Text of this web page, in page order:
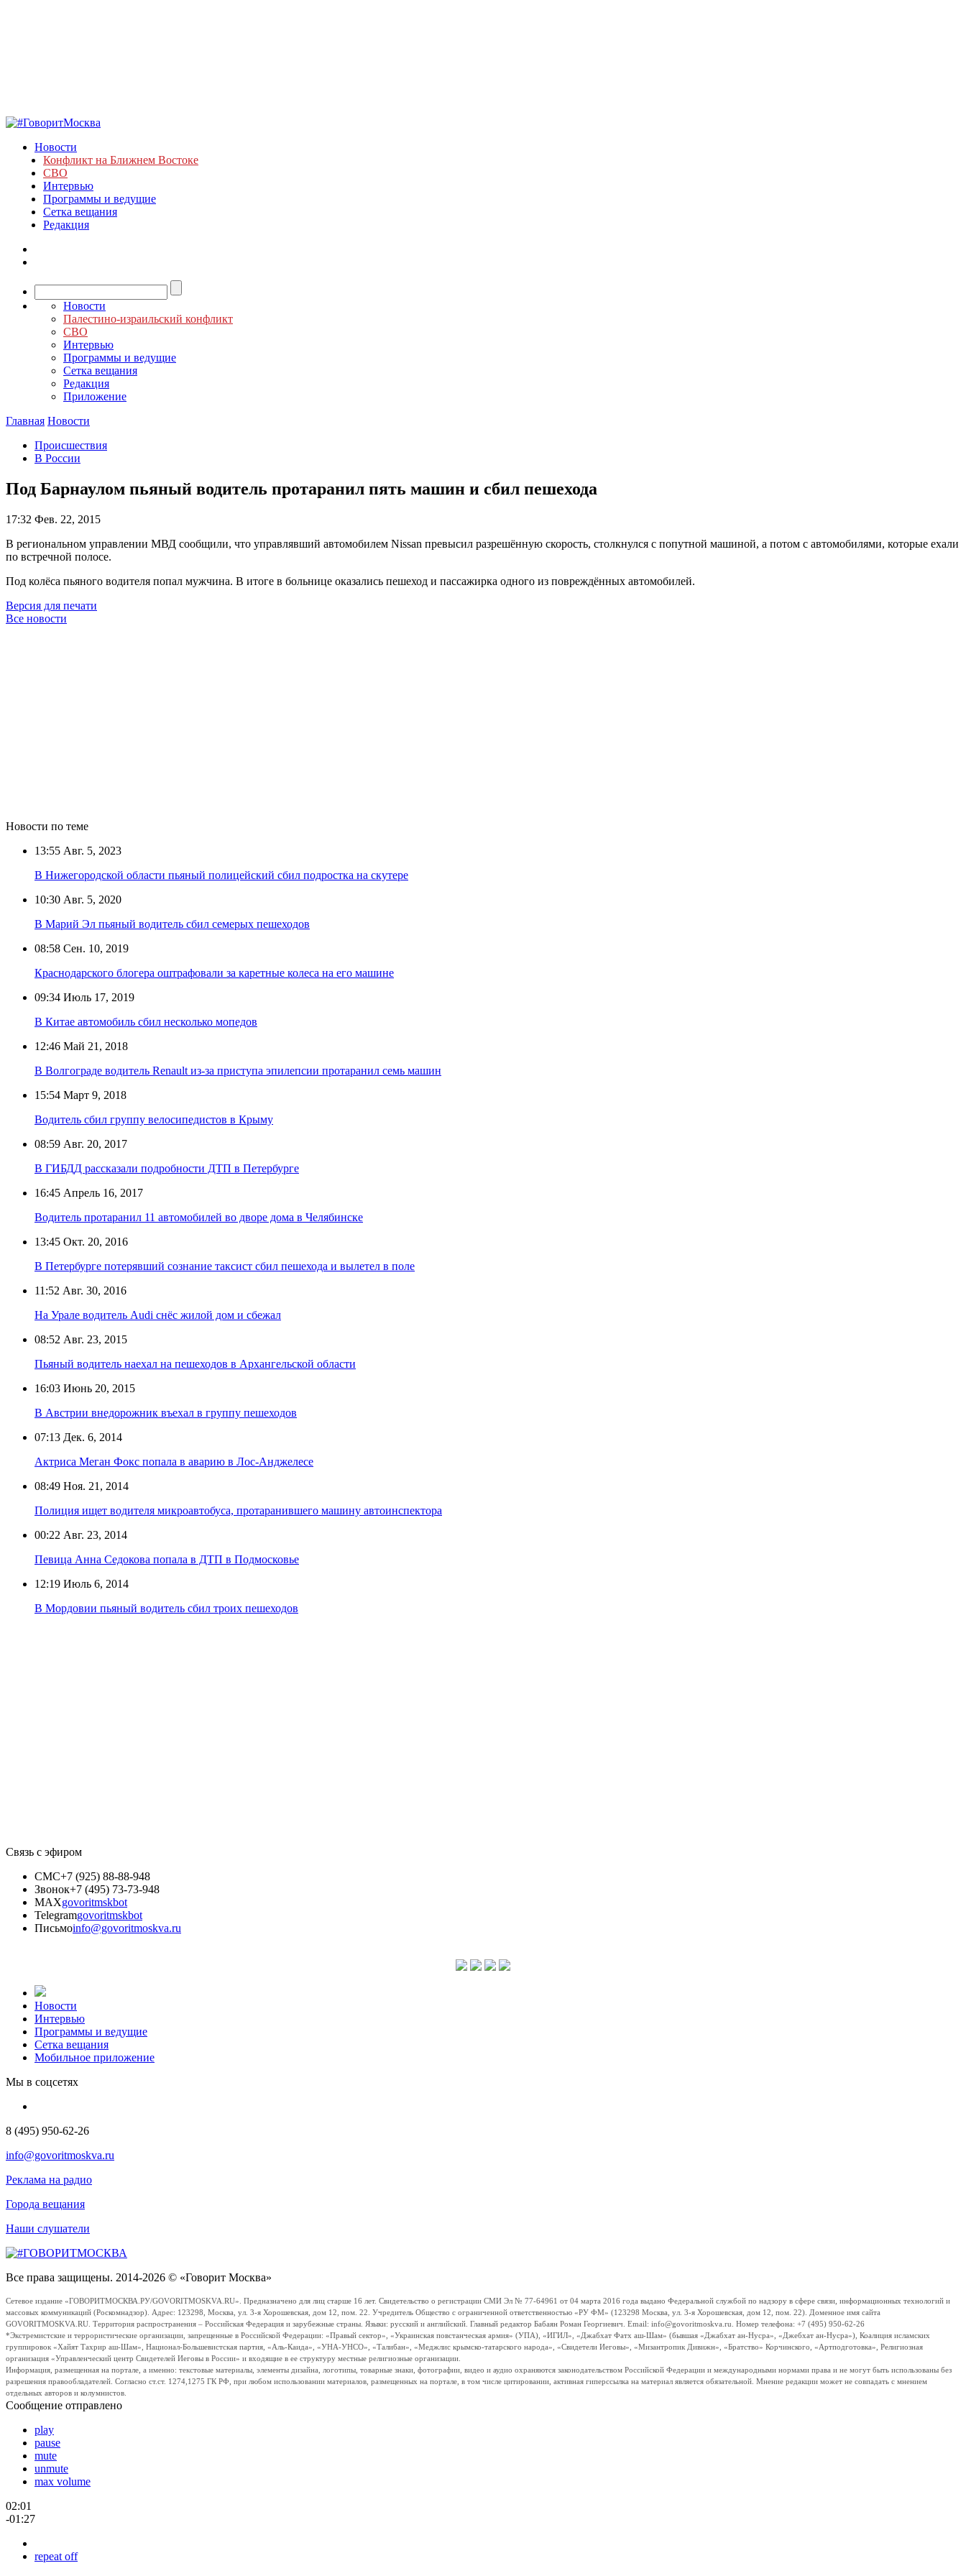
Новости
Конфликт на Ближнем Востоке
СВО
Интервью
Программы и ведущие
Сетка вещания
Редакция
Новости
Палестино-израильский конфликт
СВО
Интервью
Программы и ведущие
Сетка вещания
Редакция
Приложение
Главная Новости
Происшествия
В России
Под Барнаулом пьяный водитель протаранил пять машин и сбил пешехода
17:32 Фев. 22, 2015
В региональном управлении МВД сообщили, что управлявший автомобилем Nissan превысил разрешённую скорость, столкнулся с попутной машиной, а потом с автомобилями, которые ехали
по встречной полосе.
Под колёса пьяного водителя попал мужчина. В итоге в больнице оказались пешеход и пассажирка одного из повреждённых автомобилей.
Версия для печати
Все новости
Новости по теме
13:55 Авг. 5, 2023
В Нижегородской области пьяный полицейский сбил подростка на скутере
10:30 Авг. 5, 2020
В Марий Эл пьяный водитель сбил семерых пешеходов
08:58 Сен. 10, 2019
Краснодарского блогера оштрафовали за каретные колеса на его машине
09:34 Июль 17, 2019
В Китае автомобиль сбил несколько мопедов
12:46 Май 21, 2018
В Волгограде водитель Renault из-за приступа эпилепсии протаранил семь машин
15:54 Март 9, 2018
Водитель сбил группу велосипедистов в Крыму
08:59 Авг. 20, 2017
В ГИБДД рассказали подробности ДТП в Петербурге
16:45 Апрель 16, 2017
Водитель протаранил 11 автомобилей во дворе дома в Челябинске
13:45 Окт. 20, 2016
В Петербурге потерявший сознание таксист сбил пешехода и вылетел в поле
11:52 Авг. 30, 2016
На Урале водитель Audi снёс жилой дом и сбежал
08:52 Авг. 23, 2015
Пьяный водитель наехал на пешеходов в Архангельской области
16:03 Июнь 20, 2015
В Австрии внедорожник въехал в группу пешеходов
07:13 Дек. 6, 2014
Актриса Меган Фокс попала в аварию в Лос-Анджелесе
08:49 Ноя. 21, 2014
Полиция ищет водителя микроавтобуса, протаранившего машину автоинспектора
00:22 Авг. 23, 2014
Певица Анна Седокова попала в ДТП в Подмосковье
12:19 Июль 6, 2014
В Мордовии пьяный водитель сбил троих пешеходов
Связь с эфиром
СМС+7 (925) 88-88-948
Звонок+7 (495) 73-73-948
MAXgovoritmskbot
Telegramgovoritmskbot
Письмоinfo@govoritmoskva.ru
Новости
Интервью
Программы и ведущие
Сетка вещания
Мобильное приложение
Мы в соцсетях
8 (495) 950-62-26
info@govoritmoskva.ru
Реклама на радио
Города вещания
Наши слушатели
Все права защищены. 2014-2026 © «Говорит Москва»
Сетевое издание «ГОВОРИТМОСКВА.РУ/GOVORITMOSKVA.RU». Предназначено для лиц старше 16 лет. Свидетельство о регистрации СМИ Эл № 77-64961 от 04 марта 2016 года выдано Федеральной службой по надзору в сфере связи, информационных технологий и
массовых коммуникаций (Роскомнадзор). Адрес: 123298, Москва, ул. 3-я Хорошевская, дом 12, пом. 22. Учредитель Общество с ограниченной ответственностью «РУ ФМ» (123298 Москва, ул. 3-я Хорошевская, дом 12, пом. 22). Доменное имя сайта
GOVORITMOSKVA.RU. Территория распространения – Российская Федерация и зарубежные страны. Языки: русский и английский. Главный редактор Бабаян Роман Георгиевич. Email: info@govoritmoskva.ru. Номер телефона: +7 (495) 950-62-26
*Экстремистские и террористические организации, запрещенные в Российской Федерации: «Правый сектор», «Украинская повстанческая армия» (УПА), «ИГИЛ», «Джабхат Фатх аш-Шам» (бывшая «Джабхат ан-Нусра», «Джебхат ан-Нусра»), Коалиция исламских
группировок «Хайят Тахрир аш-Шам», Национал-Большевистская партия, «Аль-Каида», «УНА-УНСО», «Талибан», «Меджлис крымско-татарского народа», «Свидетели Иеговы», «Мизантропик Дивижн», «Братство» Корчинского, «Артподготовка», Религиозная
организация «Управленческий центр Свидетелей Иеговы в России» и входящие в ее структуру местные религиозные организации.
Информация, размещенная на портале, а именно: текстовые материалы, элементы дизайна, логотипы, товарные знаки, фотографии, видео и аудио охраняются законодательством Российской Федерации и международными нормами права и не могут быть использованы без
разрешения правообладателей. Согласно ст.ст. 1274,1275 ГК РФ, при любом использовании материалов, размещенных на портале, в том числе цитировании, активная гиперссылка на материал является обязательной. Мнение редакции может не совпадать с мнением
отдельных авторов и колумнистов.
Сообщение отправлено
play
pause
mute
unmute
max volume
02:01
-01:27
repeat off